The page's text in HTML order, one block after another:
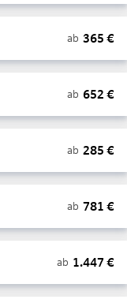
ab 365 €
ab 652 €
ab 285 €
ab 781 €
ab 1.447 €